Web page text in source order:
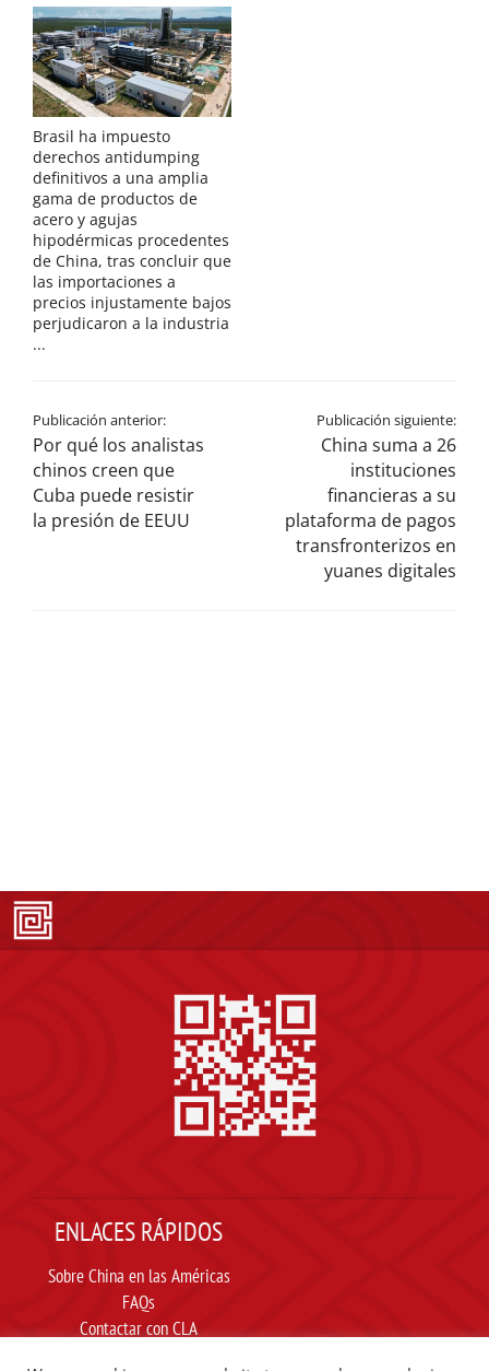
Brasil ha impuesto
derechos antidumping
definitivos a una amplia
gama de productos de
acero y agujas
hipodérmicas procedentes
de China, tras concluir que
las importaciones a
precios injustamente bajos
perjudicaron a la industria
...
Publicación anterior:
Por qué los analistas
chinos creen que
Cuba puede resistir
la presión de EEUU
Publicación siguiente:
China suma a 26
instituciones
financieras a su
plataforma de pagos
transfronterizos en
yuanes digitales
ENLACES RÁPIDOS
Sobre China en las Américas
FAQs
Contactar con CLA